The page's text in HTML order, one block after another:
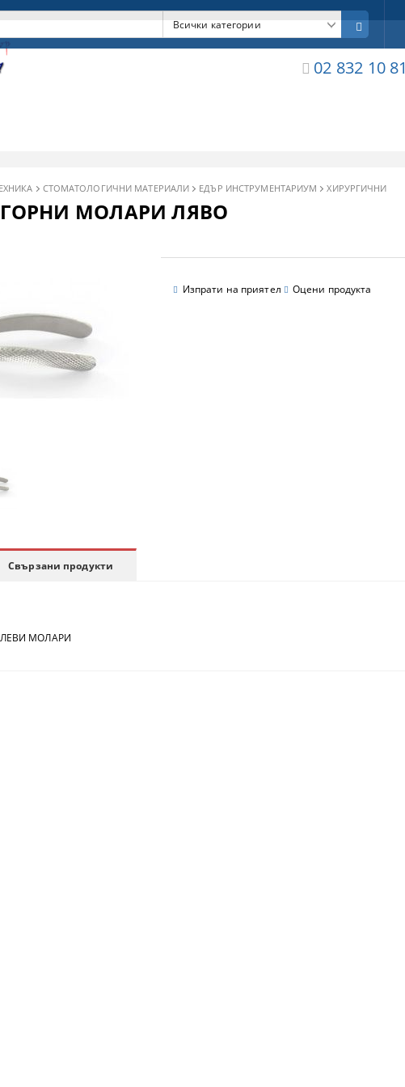
02 832 10 81
СТОМАТОЛОГИЧНИ МАТЕРИАЛИ ЕДЪР ИНСТРУМЕНТАРИУМ ХИРУРГИЧНИ
МОЛАРИ ЛЯВО
Изпрати на приятел Оцени продукта
Свързани продукти
МОЛАРИ